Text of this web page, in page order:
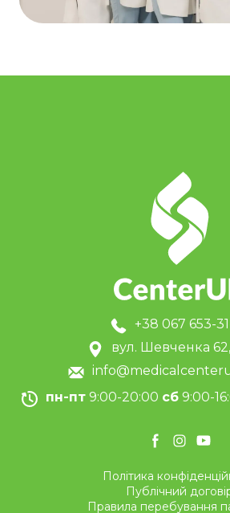
+38 067 653-
вул. Шевченка
пн-пт 9:00-20:00 сб 9:00-
Політика
Публічний
Правила перебування